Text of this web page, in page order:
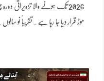
2026 تک ہونے والا تزویراتی
موڑ قرار دیا جا رہا ہے ۔ تقریباً نو